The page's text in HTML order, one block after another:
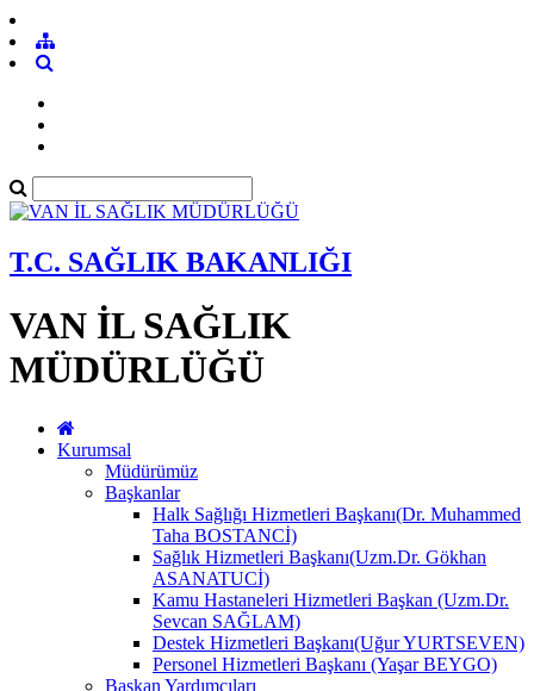
T.C. SAĞLIK BAKANLIĞI
VAN İL SAĞLIK
MÜDÜRLÜĞÜ
Kurumsal
Müdürümüz
Başkanlar
Halk Sağlığı Hizmetleri Başkanı(Dr. Muhammed
Taha BOSTANCİ)
Sağlık Hizmetleri Başkanı(Uzm.Dr. Gökhan
ASANATUCİ)
Kamu Hastaneleri Hizmetleri Başkan (Uzm.Dr.
Sevcan SAĞLAM)
Destek Hizmetleri Başkanı(Uğur YURTSEVEN)
Personel Hizmetleri Başkanı (Yaşar BEYGO)
Başkan Yardımcıları